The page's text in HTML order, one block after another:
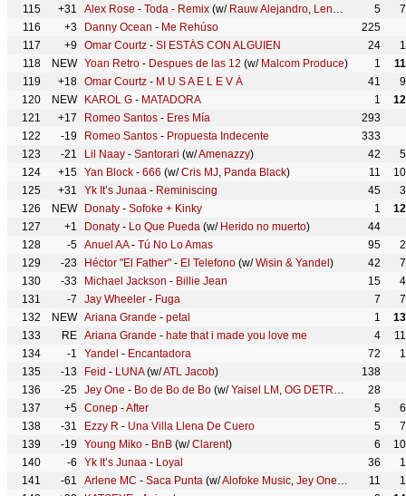
115
+31 Alex Rose - Toda - Remix (w/ Rauw Alejandro, Lenny Tavárez 5
116
+3 Danny Ocean - Me Rehúso
225
117
+9 Omar Courtz - SI ESTÁS CON ALGUIEN 24
118
NEW Yoan Retro - Despues de las 12 (w/ Malcom Produce) 1
119
+18 Omar Courtz - M U S A E L E V Á 41
120
NEW KAROL G - MATADORA 1
121
+17 Romeo Santos - Eres Mía
293
122
-19 Romeo Santos - Propuesta Indecente
333
123
-21 Lil Naay - Santorari (w/Amenazzy) 42
124
+15 Yan Block - 666 (w/Cris MJ, Panda Black) 11
125
+31 Yk It’s Junaa - Reminiscing 45
126
NEW Donaty - Sofoke + Kinky 1
127
+1 Donaty - Lo Que Pueda (w/ Herido no muerto)
44
128
-5 Anuel AA- Tú No Lo Amas 95
129
-23 Héctor "El Father" - El Telefono (w/Wisin & Yandel ) 42
130
-33 Michael Jackson - Billie Jean 15
131
-7 Jay Wheeler - Fuga 7
132
NEW Ariana Grande - petal 1
133
RE Ariana Grande - hate that i made you love me 4
134
-1 Yandel - Encantadora 72
135
-13 Feid - LUNA(w/ATL Jacob)
138
136
-25 Jey One - Bo de Bo de Bo (w/Yaisel LM , OG DETRUYELO )
28
137
+5 Conep -After 5
138
-31 Ezzy R - Una Villa Llena De Cuero 5
139
-19 Young Miko - BnB (w/Clarent) 6
140
-6 Yk It’s Junaa - Loyal 36
141
-61 Arlene MC - Saca Punta (w/Alofoke Music, Jey One,La Mas Doll)
11